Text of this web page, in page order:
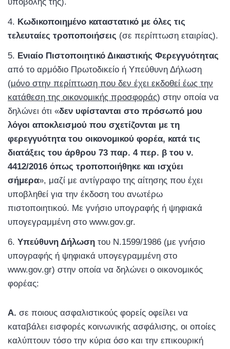
Κωδικοποιημένο καταστατικό με όλες τις
τελευταίες τροποποιήσεις (σε περίπτωση εταιρίας).
Ενιαίο Πιστοποιητικό Δικαστικής Φερεγγυότητας
από το αρμόδιο Πρωτοδικείο ή Υπεύθυνη Δήλωση
(μόνο στην περίπτωση που δεν έχει εκδοθεί έως την
κατάθεση της οικονομικής προσφοράς) στην οποία να
δηλώνει ότι «δεν υφίστανται στο πρόσωπό μου
λόγοι αποκλεισμού που σχετίζονται με τη
φερεγγυότητα του οικονομικού φορέα, κατά τις
διατάξεις του άρθρου 73 παρ. 4 περ. β του ν.
4412/2016 όπως τροποποιήθηκε και ισχύει
σήμερα», μαζί με αντίγραφο της αίτησης που έχει
υποβληθεί για την έκδοση του ανωτέρω
πιστοποιητικού. Με γνήσιο υπογραφής ή ψηφιακά
υπογεγραμμένη στο www.gov.gr.
Υπεύθυνη Δήλωση του Ν.1599/1986 (με γνήσιο
υπογραφής ή ψηφιακά υπογεγραμμένη στο
www.gov.gr) στην οποία να δηλώνει ο οικονομικός
φορέας:
Α. σε ποιους ασφαλιστικούς φορείς οφείλει να
καταβάλει εισφορές κοινωνικής ασφάλισης, οι οποίες
καλύπτουν τόσο την κύρια όσο και την επικουρική